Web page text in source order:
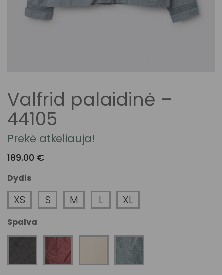
Valfrid palaidinė –
44105
Prekė atkeliauja!
189.00 €
Dydis
XS S M L XL
Spalva